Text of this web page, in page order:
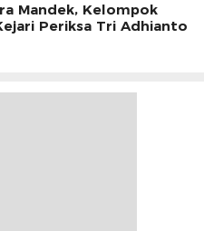
Mandek, Kelompok
Periksa Tri Adhianto